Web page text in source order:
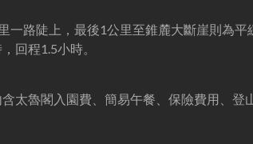
一路陡上，最後1公里至錐麓大斷崖則為平
回程1.5小時。
含太魯閣入園費、簡易午餐、保險費用、登